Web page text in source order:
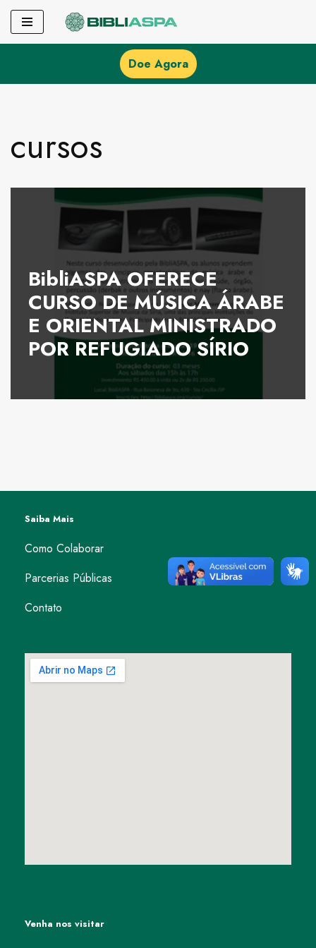
Pular
o
Doe Agora
cursos
BibliASPA OFERECE
CURSO DE MÚSICA ÁRABE
E ORIENTAL MINISTRADO
POR REFUGIADO SÍRIO
Saiba Mais
Como Colaborar
Parcerias Públicas
Contato
Venha nos visitar